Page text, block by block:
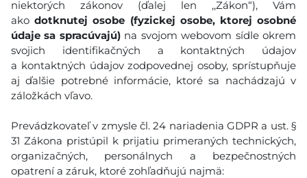
niektorých zákonov (ďalej len ,,Zákon“), Vám
akodotknutej osobe (fyzickej osobe, ktorej osobné
údaje sa spracúvajú)na svojom webovom sídle okrem
svojich identifikačných a kontaktných údajov
a kontaktných údajov zodpovednej osoby, sprístupňuje
aj ďalšie potrebné informácie, ktoré sa nachádzajú v
záložkách vľavo.
Prevádzkovateľ v zmysle čl. 24 nariadenia GDPR a ust. §
31 Zákona pristúpil k prijatiu primeraných technických,
organizačných, personálnych a bezpečnostných
opatrení a záruk, ktoré zohľadňujú najmä: